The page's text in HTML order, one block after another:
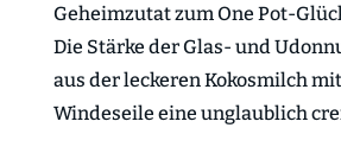
Geheimzutat zum One Pot-
Die Stärke der Glas- und
aus der leckeren Kokosmilch
Windeseile eine unglaublich